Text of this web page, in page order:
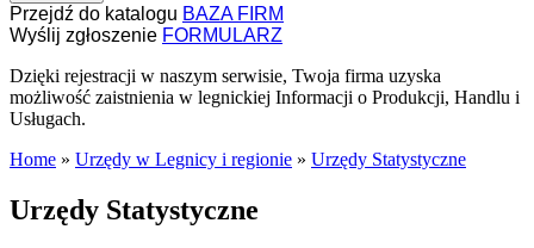
Przejdź do katalogu BAZA FIRM
Wyślij zgłoszenie FORMULARZ
Dzięki rejestracji w naszym serwisie, Twoja firma uzyska
możliwość zaistnienia w legnickiej Informacji o Produkcji, Handlu i
Usługach.
Home » Urzędy w Legnicy i regionie » Urzędy Statystyczne
Urzędy Statystyczne